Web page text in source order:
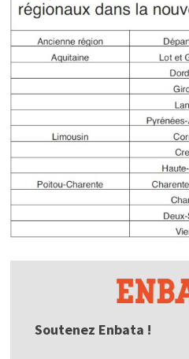
Soutenez Enbata !